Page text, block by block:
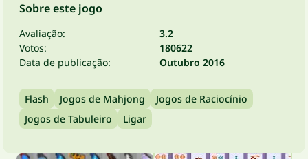
Sobre este jogo
Avaliação:
3.2
Votos:
180622
Data de publicação:
Outubro 2016
Flash Jogos de Mahjong
Jogos de Raciocínio
Jogos de Tabuleiro
Ligar